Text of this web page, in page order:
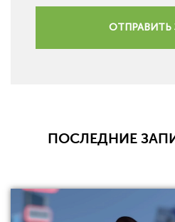
ОТПРАВИТЬ
ПОСЛЕДНИЕ